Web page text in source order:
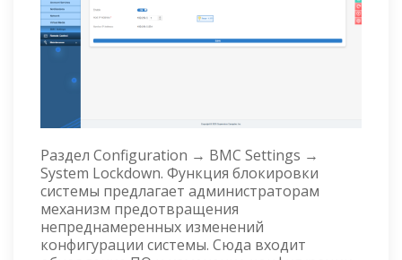
Раздел Configuration → BMC Settings →
System Lockdown. Функция блокировки
системы предлагает администраторам
механизм предотвращения
непреднамеренных изменений
конфигурации системы. Сюда входит